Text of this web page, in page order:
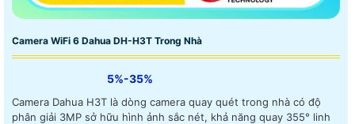
Camera WiFi 6 Dahua DH-H3T Trong Nhà
5%-35%
Camera Dahua H3T là dòng camera quay quét trong nhà có độ
phân giải 3MP sở hữu hình ảnh sắc nét, khả năng quay 355° linh